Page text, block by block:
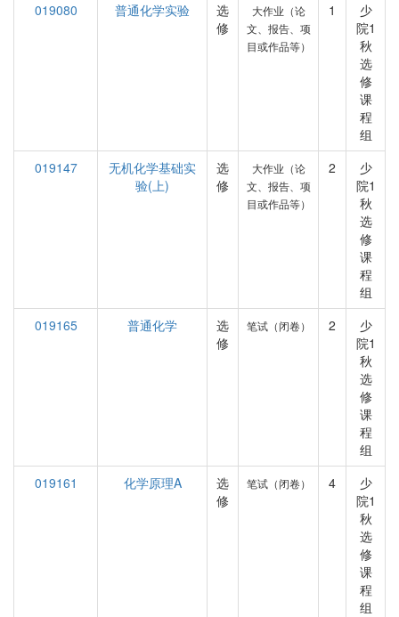
019080
普通化学实验
选
修
大作业（论
文、报告、项
目或作品等）
1
少
院1
秋
选
修
课
程
组
019147
无机化学基础实
验(上)
选
修
大作业（论
文、报告、项
目或作品等）
2
少
院1
秋
选
修
课
程
组
019165
普通化学
选
修
笔试（闭卷） 2
少
院1
秋
选
修
课
程
组
019161
化学原理A
选
修
笔试（闭卷） 4
少
院1
秋
选
修
课
程
组